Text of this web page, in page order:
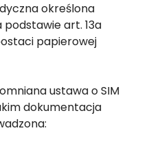
określona
art. 13a
papierowej
ustawa o SIM
dokumentacja